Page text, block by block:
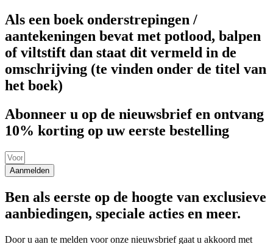
Als een boek onderstrepingen /
aantekeningen bevat met potlood, balpen
of viltstift dan staat dit vermeld in de
omschrijving (te vinden onder de titel van
het boek)
Abonneer u op de nieuwsbrief en ontvang
10% korting op uw eerste bestelling
Aanmelden
Ben als eerste op de hoogte van exclusieve
aanbiedingen, speciale acties en meer.
Door u aan te melden voor onze nieuwsbrief gaat u akkoord met